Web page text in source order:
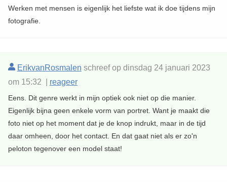
Werken met mensen is eigenlijk het liefste wat ik doe tijdens mijn
fotografie.
ErikvanRosmalen schreef op dinsdag 24 januari 2023
om 15:32 | reageer
Eens. Dit genre werkt in mijn optiek ook niet op die manier.
Eigenlijk bijna geen enkele vorm van portret. Want je maakt die
foto niet op het moment dat je de knop indrukt, maar in de tijd
daar omheen, door het contact. En dat gaat niet als er zo'n
peloton tegenover een model staat!